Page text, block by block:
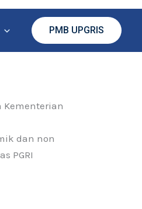
PMB UPGRIS
dan non
PGRI